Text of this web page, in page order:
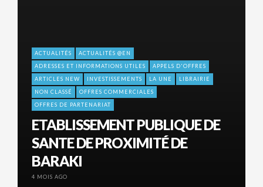
ACTUALITÉS
ACTUALITÉS @EN
ADRESSES ET INFORMATIONS UTILES
APPELS D'OFFRES
ARTICLES NEW
INVESTISSEMENTS LA UNE
LIBRAIRIE
NON CLASSÉ
OFFRES COMMERCIALES
OFFRES DE PARTENARIAT
ETABLISSEMENT PUBLIQUE DE
SANTE DE PROXIMITÉ DE
BARAKI
4 MOIS AGO